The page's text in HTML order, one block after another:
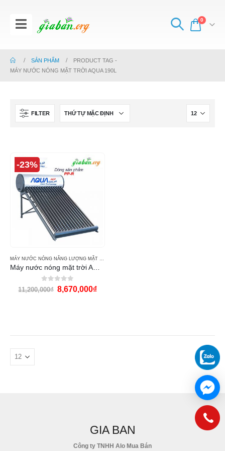
0
SẢN PHẨM
PRODUCT TAG -
MÁY NƯỚC NÓNG MẶT TRỜI AQUA 190L
FILTER
-23%
0out of 5
11,200,000₫ 8,670,000₫
GIA BAN
Công ty TNHH Alo Mua Bán